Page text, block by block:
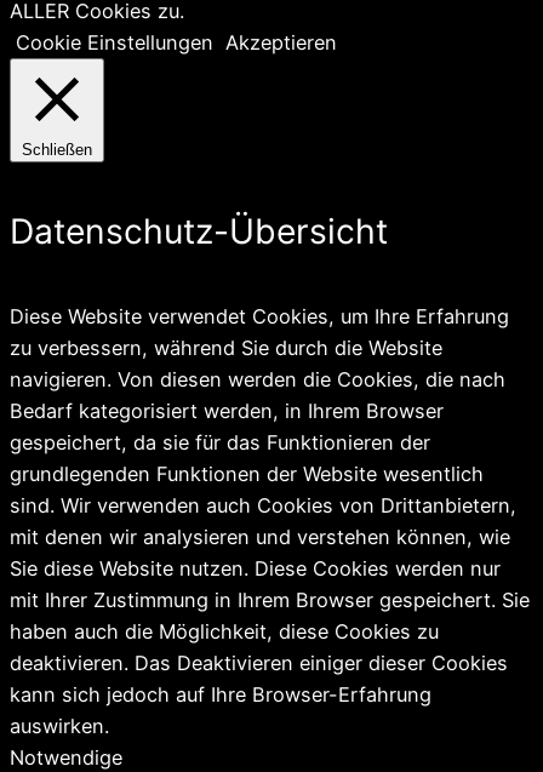
ALLER Cookies zu.
Cookie Einstellungen Akzeptieren
Schließen
Datenschutz-Übersicht
Diese Website verwendet Cookies, um Ihre Erfahrung
zu verbessern, während Sie durch die Website
navigieren. Von diesen werden die Cookies, die nach
Bedarf kategorisiert werden, in Ihrem Browser
gespeichert, da sie für das Funktionieren der
grundlegenden Funktionen der Website wesentlich
sind. Wir verwenden auch Cookies von Drittanbietern,
mit denen wir analysieren und verstehen können, wie
Sie diese Website nutzen. Diese Cookies werden nur
mit Ihrer Zustimmung in Ihrem Browser gespeichert. Sie
haben auch die Möglichkeit, diese Cookies zu
deaktivieren. Das Deaktivieren einiger dieser Cookies
kann sich jedoch auf Ihre Browser-Erfahrung
auswirken.
Notwendige